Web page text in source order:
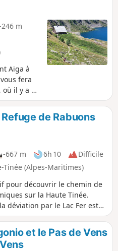
m
Aiga à
fera
il y a un
du Rio
passerez
le
Testa
après
à 2584 m.
du
de Vens,
de Rabuons
-667 m 6h 10
Difficile
Tinée (Alpes-Maritimes)
pour découvrir le chemin de
sur la Haute Tinée.
déviation par le Lac Fer est
du refuge. Cette
condition physique et/ou de
et le Pas de Vens